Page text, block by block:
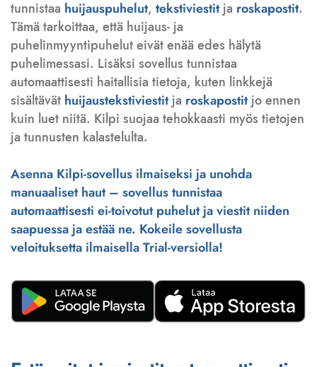
tunnistaa huijauspuhelut, tekstiviestitja roskapostit.
Tämä tarkoittaa, että huijaus- ja
puhelinmyyntipuhelut eivät enää edes hälytä
puhelimessasi. Lisäksi sovellus tunnistaa
automaattisesti haitallisia tietoja, kuten linkkejä
sisältävät huijaustekstiviestitja roskapostitjo ennen
kuin luet niitä. Kilpi suojaa tehokkaasti myös tietojen
ja tunnusten kalastelulta.
Asenna Kilpi-sovellus ilmaiseksi ja unohda
manuaaliset haut – sovellus tunnistaa
automaattisesti ei-toivotut puhelut ja viestit niiden
saapuessa ja estää ne. Kokeile sovellusta
veloituksetta ilmaisella Trial-versiolla!